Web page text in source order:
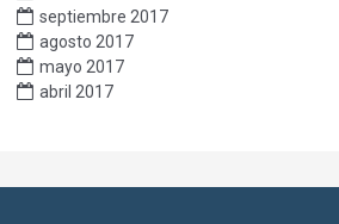
septiembre 2017
agosto 2017
mayo 2017
abril 2017